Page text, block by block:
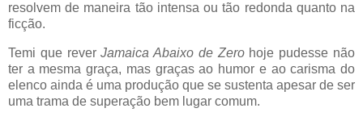
resolvem de maneira tão intensa ou tão redonda quanto na
ficção.
Temi que reverJamaica Abaixo de Zero hoje pudesse não
ter a mesma graça, mas graças ao humor e ao carisma do
elenco ainda é uma produção que se sustenta apesar de ser
uma trama de superação bem lugar comum.